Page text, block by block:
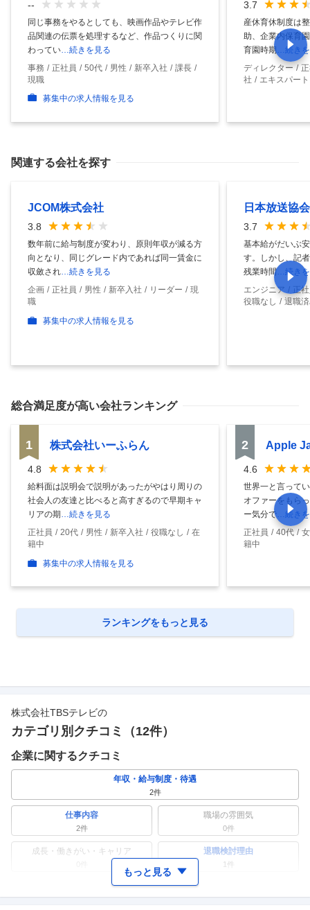
--
同じ事務をやるとしても、映画作品やテレビ作
品関連の伝票を処理するなど、作品つくりに関
わってい …続きを見る
事務
正社員 50代 男性 新卒入社
課長
現職
募集中の求人情報を見る
3.7
産休育休制度は
助、企業内保育
育園時期 …続き
ディレクター
社
エキスパート
関連する会社を探す
JCOM株式会社
3.8
数年前に給与制度が変わり、原則年収が減る方
向となり、同じグレード内であれば同一賃金に
収斂され …続きを見る
企画
正社員 男性 新卒入社 リーダー
現
職
募集中の求人情報を見る
日本放送協会
3.7
基本給がだいぶ
す。しかし、記
残業時間…続き
エンジニア
正
役職なし
退職
総合満足度が高い会社ランキング
1 株式会社いーふらん
4.8
給料面は説明会で説明があったがやはり周りの
社会人の友達と比べると高すぎるので早期キャ
リアの期…続きを見る
正社員
20代 男性 新卒入社 役職なし
在
籍中
募集中の求人情報を見る
2 Apple
4.6
世界一と言って
オファーをもら
ー気分で…続き
正社員
40代
籍中
ランキングをもっと見る
株式会社TBSテレビの
カテゴリ別クチコミ（12件）
企業に関するクチコミ
年収・給与制度・待遇
2件
仕事内容
2件
職場の雰囲気
0件
成長・働きがい・キャリア 退職検討理由
1 件
ワークライフバランス 女性の活躍・働きやすさ
もっと見る